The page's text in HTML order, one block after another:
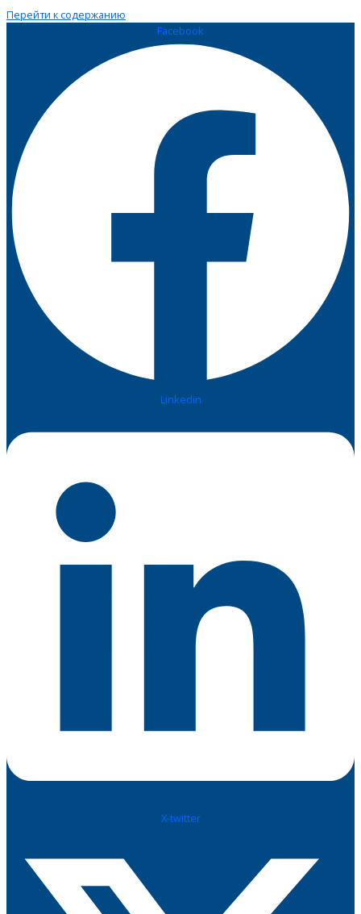
Перейти к содержанию
Facebook
Linkedin
X-twitter